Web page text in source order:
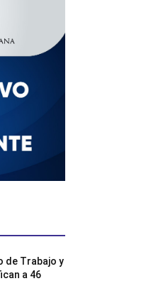
de Trabajo y
a 46